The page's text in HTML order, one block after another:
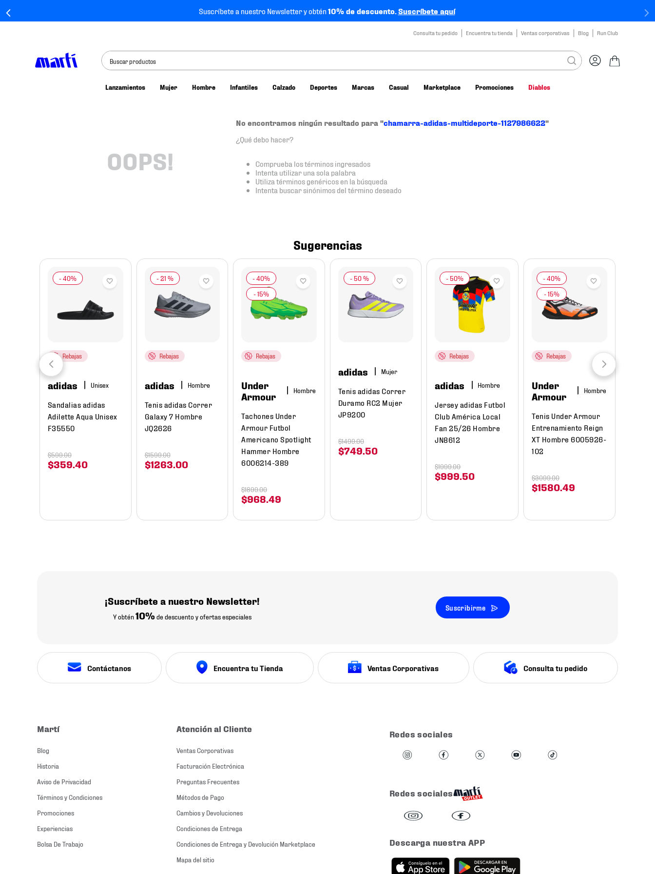
Suscríbete a nuestro Newsletter y obtén10% de descuento.Suscríbete aquí
Consulta tu pedido Encuentra tu tienda Ventas corporativas Blog Run Club
Buscar productos
Lanzamientos Mujer Hombre Infantiles Calzado Deportes Marcas Casual Marketplace Promociones Diablos
OOPS!
No encontramos ningún resultado para "chamarra-adidas-multideporte-1127986622"
¿Qué debo hacer?
Comprueba los términos ingresados
Intenta utilizar una sola palabra
Utiliza términos genéricos en la búsqueda
Intenta buscar sinónimos del término deseado
Sugerencias
Rebajas
adidas
Sandalias adidas
Adilette Aqua Unisex
F35550
$359 40
$599.00
- 21 %
Rebajas
adidas Hombre
Tenis adidas Correr
Galaxy 7 Hombre
JQ2626
$1263 00
$1599.00
Rebajas
Under
Armour
Hombre
Tachones Under
Armour Futbol
Americano Spotlight
Hammer Hombre
6006214-389
$968 .49
$1899.00
- 50 %
adidas Mujer
Tenis adidas Correr
Duramo RC2 Mujer
JP9200
$749 50
$1499.00
Rebajas
adidas Hombre
Jersey adidas Futbol
Club América Local
Fan 25/26 Hombre
JN8612
$999 50
$1999.00
Rebajas
Under
Armour
Hombre
Tenis Under Armour
Entrenamiento Reign
XT Hombre 6005926-
102
$1580 .49
$3099.00
¡Suscríbete a nuestro Newsletter!
Y obtén10% de descuento y ofertas especiales
Suscribirme
Contáctanos Encuentra tu Tienda Ventas Corporativas Consulta tu pedido
Martí
Blog
Historia
Aviso de Privacidad
Términos y Condiciones
Promociones
Experiencias
Bolsa De Trabajo
Atención al Cliente
Ventas Corporativas
Facturación Electrónica
Preguntas Frecuentes
Métodos de Pago
Cambios y Devoluciones
Condiciones de Entrega
Condiciones de Entrega y Devolución Marketplace
Mapa del sitio
Redes sociales
Redes sociales
Descarga nuestra APP
tenis nike